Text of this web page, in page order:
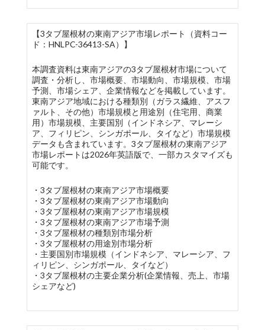
【3タブ屋根材の東南アジア市場レポート（資料コー
ド：HNLPC-36413-SA）】
本調査資料は東南アジアの3タブ屋根材市場について
調査・分析し、市場概要、市場動向、市場規模、市場
予測、市場シェア、企業情報などを掲載しています。
東南アジア地域における種類別（ガラス繊維、アスフ
ァルト、その他）市場規模と用途別（住宅用、商業
用）市場規模、主要国別（インドネシア、マレーシ
ア、フィリピン、シンガポール、タイなど）市場規模
データも含まれています。3タブ屋根材の東南アジア
市場レポートは2026年英語版で、一部カスタマイズも
可能です。
・3タブ屋根材の東南アジア市場概要
・3タブ屋根材の東南アジア市場動向
・3タブ屋根材の東南アジア市場規模
・3タブ屋根材の東南アジア市場予測
・3タブ屋根材の種類別市場分析
・3タブ屋根材の用途別市場分析
・主要国別市場規模（インドネシア、マレーシア、フ
ィリピン、シンガポール、タイなど）
・3タブ屋根材の主要企業分析(企業情報、売上、市場
シェアなど)